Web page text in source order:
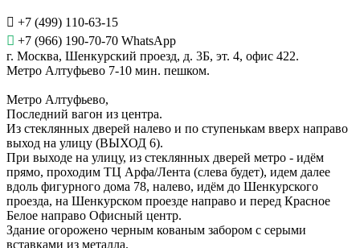
+7 (499) 110-63-15
+7 (966) 190-70-70 WhatsApp
г. Москва, Шенкурский проезд, д. 3Б, эт. 4, офис 422.
Метро Алтуфьево 7-10 мин. пешком.
Метро Алтуфьево,
Последний вагон из центра.
Из стеклянных дверей налево и по ступенькам вверх направо
выход на улицу (ВЫХОД 6).
При выходе на улицу, из стеклянных дверей метро - идём
прямо, проходим ТЦ Арфа/Лента (слева будет), идем далее
вдоль фигурного дома 78, налево, идём до Шенкурского
проезда, на Шенкурском проезде направо и перед Красное
Белое направо Офисный центр.
Здание огорожено черным кованым забором с серыми
вставками из металла.